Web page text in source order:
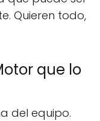
Quieren todo,
que lo
del equipo.